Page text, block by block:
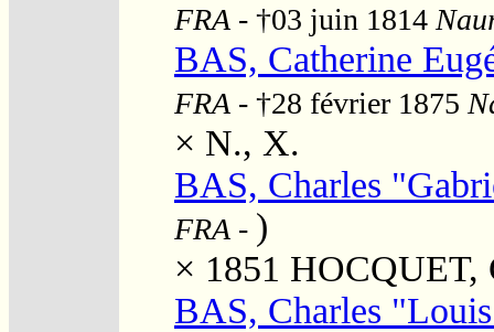
FRA - †03 juin 1814
BAS, Catherine
FRA - †28 février 1875
× N., X.
BAS, Charles
FRA - )
× 1851 HOCQUET,
BAS, Charles